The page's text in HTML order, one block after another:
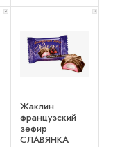
x 1 x 1
Жаклин
французский
зефир
СЛАВЯНКА